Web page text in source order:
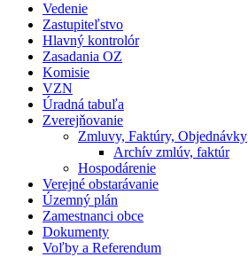
Vedenie
Zastupiteľstvo
Hlavný kontrolór
Zasadania OZ
Komisie
VZN
Úradná tabuľa
Zverejňovanie
Zmluvy, Faktúry, Objednávky
Archív zmlúv, faktúr
Hospodárenie
Verejné obstarávanie
Územný plán
Zamestnanci obce
Dokumenty
Voľby a Referendum